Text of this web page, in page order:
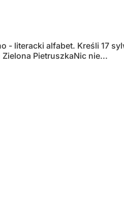
- literacki alfabet. Kreśli 17
PietruszkaNic nie...